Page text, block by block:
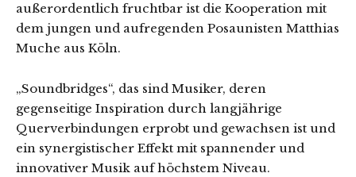
außerordentlich fruchtbar ist die Kooperation mit
dem jungen und aufregenden Posaunisten Matthias
Muche aus Köln.
„Soundbridges“, das sind Musiker, deren
gegenseitige Inspiration durch langjährige
Querverbindungen erprobt und gewachsen ist und
ein synergistischer Effekt mit spannender und
innovativer Musik auf höchstem Niveau.